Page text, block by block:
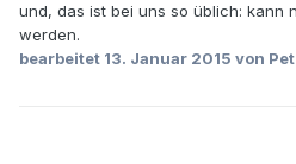
und, das ist bei uns so üblich: kann
werden.
bearbeitet 13. Januar 2015 von